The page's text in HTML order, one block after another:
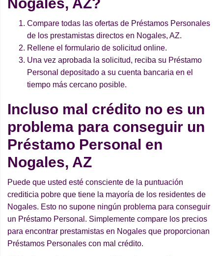
Nogales, AZ?
Compare todas las ofertas de Préstamos Personales
de los prestamistas directos en Nogales, AZ.
Rellene el formulario de solicitud online.
Una vez aprobada la solicitud, reciba su Préstamo
Personal depositado a su cuenta bancaria en el
tiempo más cercano posible.
Incluso mal crédito no es un
problema para conseguir un
Préstamo Personal en
Nogales, AZ
Puede que usted esté consciente de la puntuación
crediticia pobre que tiene la mayoría de los residentes de
Nogales. Esto no supone ningún problema para conseguir
un Préstamo Personal. Simplemente compare los precios
para encontrar prestamistas en Nogales que proporcionan
Préstamos Personales con mal crédito.